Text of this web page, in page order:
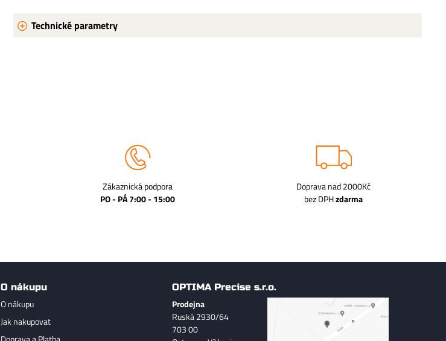
Technické parametry
Zákaznická podpora
PO - PÁ 7:00 - 15:00
Doprava nad 2000Kč
bez DPHzdarma
O nákupu
O nákupu
Jak nakupovat
OPTIMA Precise s.r.o.
Prodejna
Ruská 2930/64
703 00